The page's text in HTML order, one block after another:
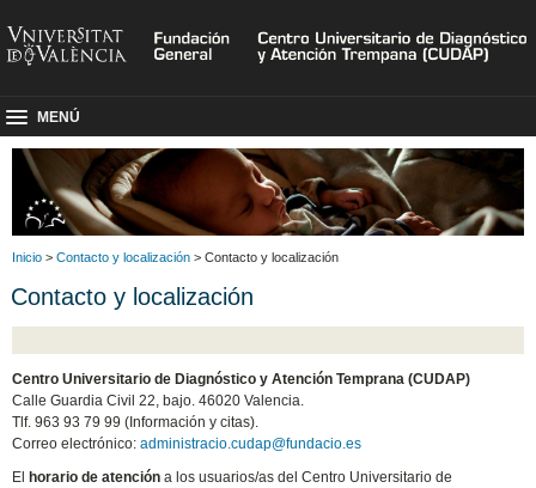
MENÚ
Inicio > Contacto y localización > Contacto y localización
Contacto y localización
Centro Universitario de Diagnóstico y Atención Temprana (CUDAP)
Calle Guardia Civil 22, bajo. 46020 Valencia.
Tlf. 963 93 79 99 (Información y citas).
Correo electrónico:administracio.cudap@fundacio.es
Elhorario de atención a los usuarios/as del Centro Universitario de